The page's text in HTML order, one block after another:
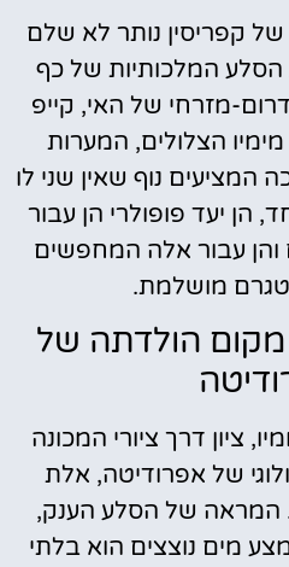
קפריסין נותר לא שלם
הסלע המלכותיות של כף
מזרחי של האי, קייפ
הצלולים, המערות
המציעים נוף שאין שני לו
הן יעד פופולרי הן עבור
והן עבור אלה המחפשים
מושלמת.
מקום הולדתה של
ציון דרך ציורי המכונה
של אפרודיטה, אלת
המראה של הסלע הענק,
מים נוצצים הוא בלתי